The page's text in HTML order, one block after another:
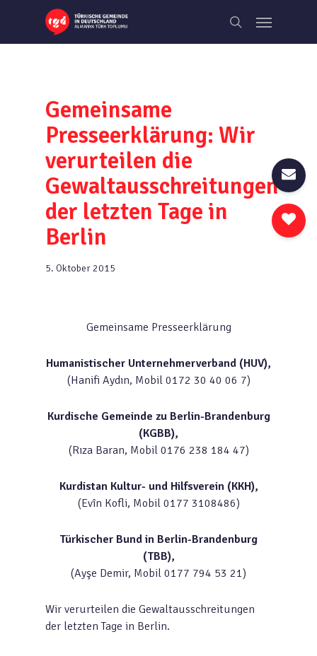
main
search
Menu
Gemeinsame
Presseerklärung: Wir
verurteilen die
Gewaltausschreitungen
der letzten Tage in
Berlin
5. Oktober 2015
Gemeinsame Presseerklärung
Humanistischer Unternehmerverband (HUV),
(Hanifi Aydın, Mobil 0172 30 40 06 7)
Kurdische Gemeinde zu Berlin-Brandenburg
(KGBB),
(Rıza Baran, Mobil 0176 238 184 47)
Kurdistan Kultur- und Hilfsverein (KKH),
(Evîn Kofli, Mobil 0177 3108486)
Türkischer Bund in Berlin-Brandenburg
(TBB),
(Ayşe Demir, Mobil 0177 794 53 21)
Wir verurteilen die Gewaltausschreitungen
der letzten Tage in Berlin.